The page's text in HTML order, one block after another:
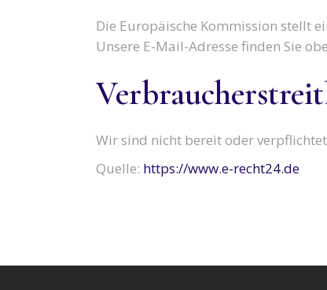
Die Europäische Kommission stellt
Unsere E-Mail-Adresse finden Sie
Wir sind nicht bereit oder
Quelle: https://www.e-recht24.de